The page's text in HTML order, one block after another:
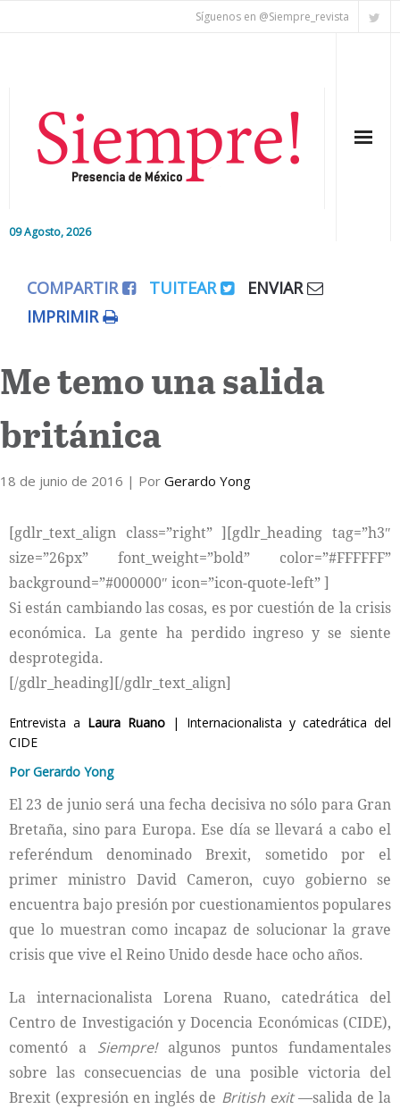
Síguenos en @Siempre_revista
09 Agosto, 2026
Editorial
Colaboradores
Internacional
Cultura
COMPARTIR TUITEAR
ENVIAR
IMPRIMIR
Me temo una salida
británica
18 de junio de 2016 | Por Gerardo Yong
[gdlr_text_align class=”right” ][gdlr_heading tag=”h3″
size=”26px” font_weight=”bold” color=”#FFFFFF”
background=”#000000″ icon=”icon-quote-left” ]
Si están cambiando las cosas, es por cuestión de la crisis
económica. La gente ha perdido ingreso y se siente
desprotegida.
[/gdlr_heading][/gdlr_text_align]
Entrevista a Laura Ruano | Internacionalista y catedrática del
CIDE
Por Gerardo Yong
El 23 de junio será una fecha decisiva no sólo para Gran
Bretaña, sino para Europa. Ese día se llevará a cabo el
referéndum denominado Brexit, sometido por el
primer ministro David Cameron, cuyo gobierno se
encuentra bajo presión por cuestionamientos populares
que lo muestran como incapaz de solucionar la grave
crisis que vive el Reino Unido desde hace ocho años.
La internacionalista Lorena Ruano, catedrática del
Centro de Investigación y Docencia Económicas (CIDE),
comentó a Siempre!algunos puntos fundamentales
sobre las consecuencias de una posible victoria del
Brexit (expresión en inglés de British exit—salida de la